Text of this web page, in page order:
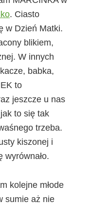
. Ciasto
w Dzień Matki.
blikiem,
W innych
babka,
to
jeszcze u nas
to się tak
trzeba.
kiszonej i
wyrównało.
kolejne młode
sumie aż nie